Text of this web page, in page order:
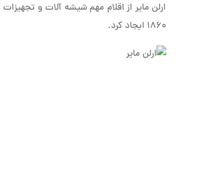
ارلن مایر از اقلام مهم شیشه آلات و
1860 ایجاد کرد.